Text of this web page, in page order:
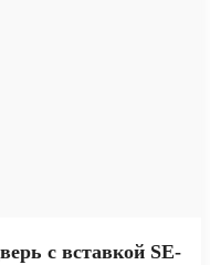
с вставкой SE-